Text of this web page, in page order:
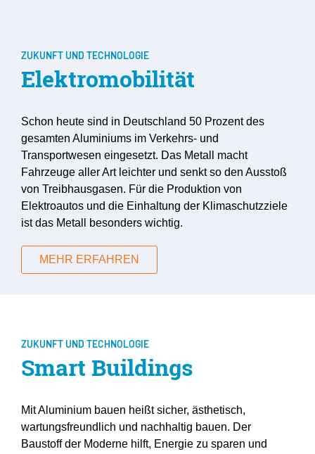
ZUKUNFT UND TECHNOLOGIE
Elektromobilität
Schon heute sind in Deutschland 50 Prozent des
gesamten Aluminiums im Verkehrs- und
Transportwesen eingesetzt. Das Metall macht
Fahrzeuge aller Art leichter und senkt so den Ausstoß
von Treibhausgasen. Für die Produktion von
Elektroautos und die Einhaltung der Klimaschutzziele
ist das Metall besonders wichtig.
MEHR ERFAHREN
ZUKUNFT UND TECHNOLOGIE
Smart Buildings
Mit Aluminium bauen heißt sicher, ästhetisch,
wartungsfreundlich und nachhaltig bauen. Der
Baustoff der Moderne hilft, Energie zu sparen und